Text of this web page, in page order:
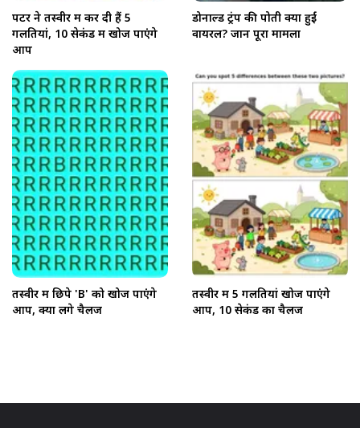
पेंटर ने तस्वीर में कर दी हैं 5
गलतियां, 10 सेकंड में खोज पाएंगे
आप
डोनाल्ड ट्रंप की पोती क्यों हुईं
वायरल? जानें पूरा मामला
तस्वीर में छिपे 'B' को खोज पाएंगे
आप, क्या लेंगे चैलेंज
तस्वीर में 5 गलतियां खोज पाएंगे
आप, 10 सेकंड का चैलेंज